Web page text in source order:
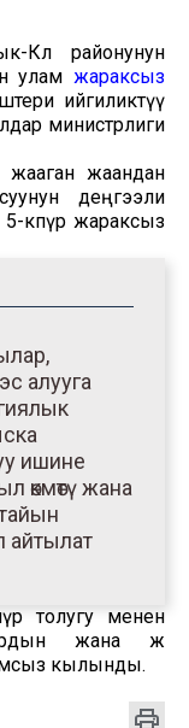
Көл районунун
улам жараксыз
ийгиликтүү
министрлиги
жааган жаандан
деңгээли
көпүрө жараксыз
алууга
ишине
өкмөтү жана
айтылат
толугу менен
жана жөө
кылынды.